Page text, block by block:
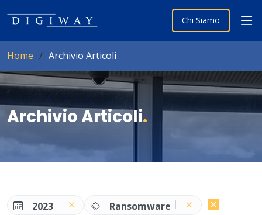
Chi Siamo
Home Archivio Articoli
Archivio Articoli.
2023 Ransomware